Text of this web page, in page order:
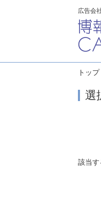
広告会
トップ
選
該当す